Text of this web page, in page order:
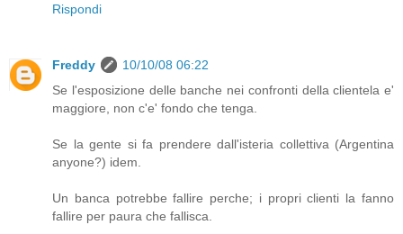
Rispondi
Freddy
10/10/08 06:22
Se l'esposizione delle banche nei confronti della clientela e'
maggiore, non c'e' fondo che tenga.
Se la gente si fa prendere dall'isteria collettiva (Argentina
anyone?) idem.
Un banca potrebbe fallire perche; i propri clienti la fanno
fallire per paura che fallisca.